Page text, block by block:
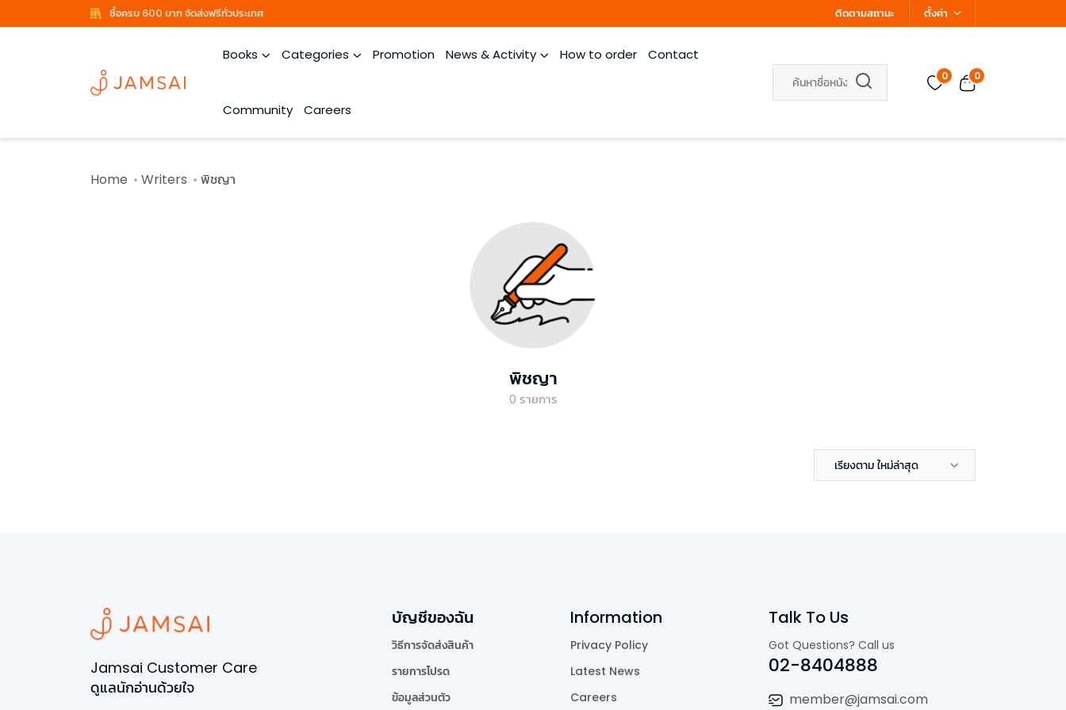
ซื้อครบ 600 บาท จัดส่งฟรีทั่วประเทศ ติดตามสถานะ ตั้งค่า
Books Categories Promotion News & Activity How to order Contact
Community Careers
0 0
Home Writers พิชญา
พิชญา
0 รายการ
เรียงตาม ใหม่ล่าสุด
Jamsai Customer Care
ดูแลนักอ่านด้วยใจ
บัญชีของฉัน
วิธีการจัดส่งสินค้า
รายการโปรด
ข้อมูลส่วนตัว
Information
Privacy Policy
Latest News
Careers
Talk To Us
Got Questions? Call us
02-8404888
member@jamsai.com